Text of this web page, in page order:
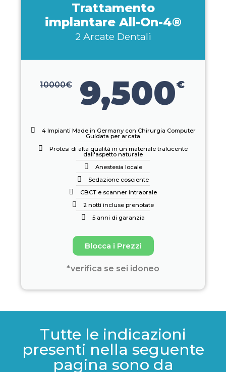
Trattamento
implantare All-On-4®
2 Arcate Dentali
10000€ 9,500€
4 Impianti Made in Germany con Chirurgia Computer
Guidata per arcata
Protesi di alta qualità in un materiale tralucente
dall'aspetto naturale
Anestesia locale
Sedazione cosciente
CBCT e scanner intraorale
2 notti incluse prenotate
5 anni di garanzia
Blocca i Prezzi
*verifica se sei idoneo
Tutte le indicazioni
presenti nella seguente
pagina sono da